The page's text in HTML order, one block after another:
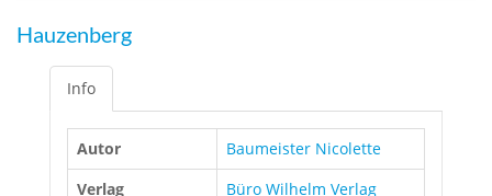
Hauzenberg
Info
Autor
Baumeister Nicolette
Verlag
Büro Wilhelm Verlag